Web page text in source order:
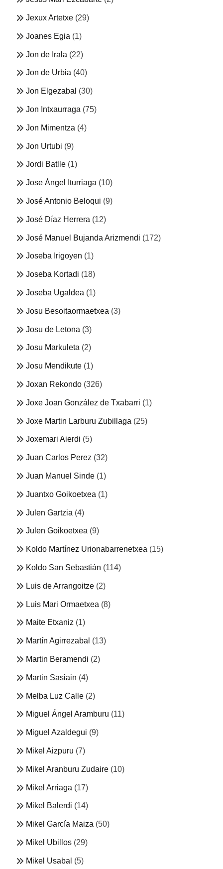
Jexux Artetxe (29)
Joanes Egia (1)
Jon de Irala (22)
Jon de Urbia (40)
Jon Elgezabal (30)
Jon Intxaurraga (75)
Jon Mimentza (4)
Jon Urtubi (9)
Jordi Batlle (1)
Jose Ángel Iturriaga (10)
José Antonio Beloqui (9)
José Díaz Herrera (12)
José Manuel Bujanda Arizmendi (172)
Joseba Irigoyen (1)
Joseba Kortadi (18)
Joseba Ugaldea (1)
Josu Besoitaormaetxea (3)
Josu de Letona (3)
Josu Markuleta (2)
Josu Mendikute (1)
Joxan Rekondo (326)
Joxe Joan González de Txabarri (1)
Joxe Martin Larburu Zubillaga (25)
Joxemari Aierdi (5)
Juan Carlos Perez (32)
Juan Manuel Sinde (1)
Juantxo Goikoetxea (1)
Julen Gartzia (4)
Julen Goikoetxea (9)
Koldo Martínez Urionabarrenetxea (15)
Koldo San Sebastián (114)
Luis de Arrangoitze (2)
Luis Mari Ormaetxea (8)
Maite Etxaniz (1)
Martín Agirrezabal (13)
Martin Beramendi (2)
Martin Sasiain (4)
Melba Luz Calle (2)
Miguel Ángel Aramburu (11)
Miguel Azaldegui (9)
Mikel Aizpuru (7)
Mikel Aranburu Zudaire (10)
Mikel Arriaga (17)
Mikel Balerdi (14)
Mikel García Maiza (50)
Mikel Ubillos (29)
Mikel Usabal (5)